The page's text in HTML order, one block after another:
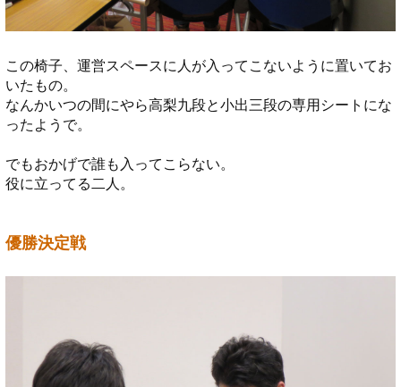
この椅子、運営スペースに人が入ってこないように置いてお
いたもの。
なんかいつの間にやら高梨九段と小出三段の専用シートにな
ったようで。
でもおかげで誰も入ってこらない。
役に立ってる二人。
優勝決定戦